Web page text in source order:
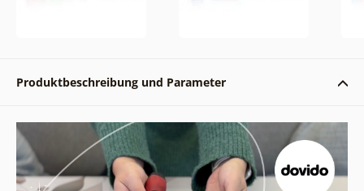
Produktbeschreibung und Parameter